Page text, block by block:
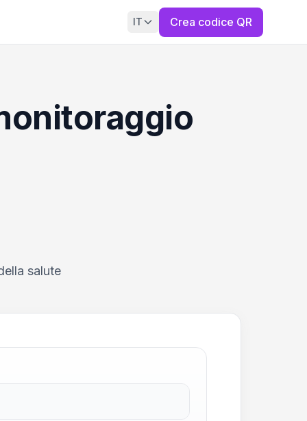
IT Crea codice QR
salute